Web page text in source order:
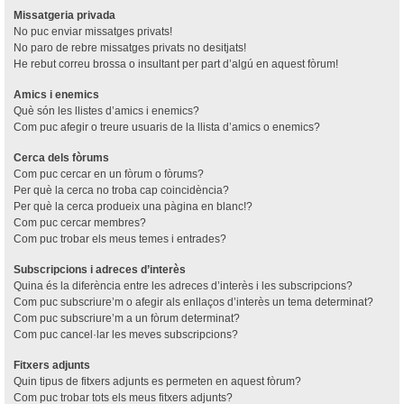
Missatgeria privada
No puc enviar missatges privats!
No paro de rebre missatges privats no desitjats!
He rebut correu brossa o insultant per part d’algú en aquest fòrum!
Amics i enemics
Què són les llistes d’amics i enemics?
Com puc afegir o treure usuaris de la llista d’amics o enemics?
Cerca dels fòrums
Com puc cercar en un fòrum o fòrums?
Per què la cerca no troba cap coincidència?
Per què la cerca produeix una pàgina en blanc!?
Com puc cercar membres?
Com puc trobar els meus temes i entrades?
Subscripcions i adreces d’interès
Quina és la diferència entre les adreces d’interès i les subscripcions?
Com puc subscriure’m o afegir als enllaços d’interès un tema determinat?
Com puc subscriure’m a un fòrum determinat?
Com puc cancel·lar les meves subscripcions?
Fitxers adjunts
Quin tipus de fitxers adjunts es permeten en aquest fòrum?
Com puc trobar tots els meus fitxers adjunts?